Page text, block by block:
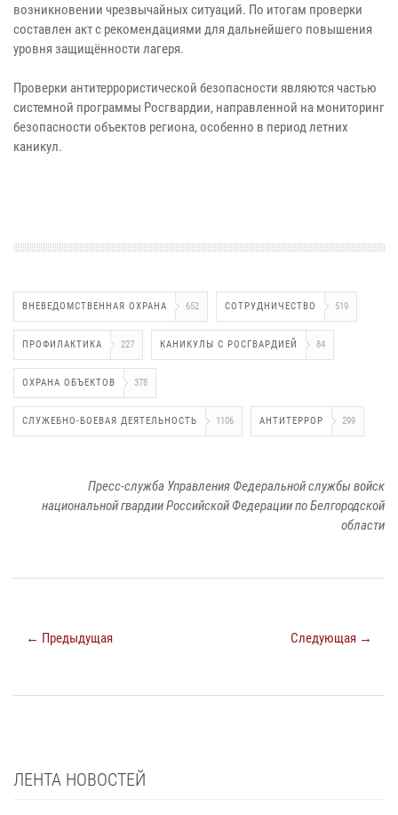
возникновении чрезвычайных ситуаций. По итогам проверки
составлен акт с рекомендациями для дальнейшего повышения
уровня защищённости лагеря.
Проверки антитеррористической безопасности являются частью
системной программы Росгвардии, направленной на мониторинг
безопасности объектов региона, особенно в период летних
каникул.
ВНЕВЕДОМСТВЕННАЯ ОХРАНА 652 СОТРУДНИЧЕСТВО 519
ПРОФИЛАКТИКА 227 КАНИКУЛЫ С РОСГВАРДИЕЙ 84
ОХРАНА ОБЪЕКТОВ 378
СЛУЖЕБНО-БОЕВАЯ ДЕЯТЕЛЬНОСТЬ 1106 АНТИТЕРРОР 299
Пресс-служба Управления Федеральной службы войск
национальной гвардии Российской Федерации по Белгородской
области
← Предыдущая Следующая →
ЛЕНТА НОВОСТЕЙ